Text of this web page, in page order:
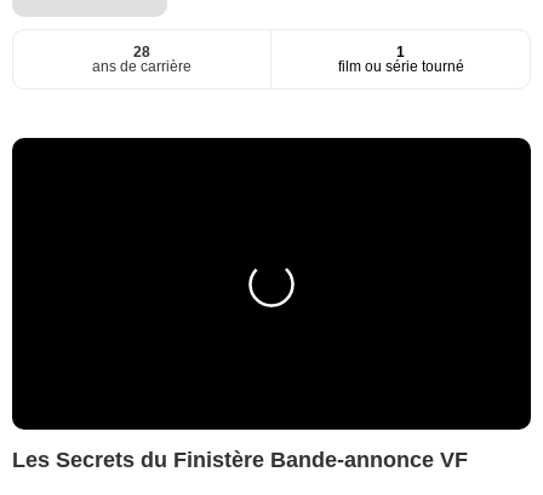
28
ans de carrière
1
film ou série tourné
Les Secrets du Finistère Bande-annonce VF